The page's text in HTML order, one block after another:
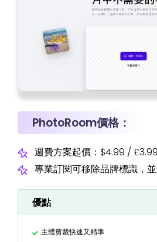
PhotoRoom價格：
週費方案起價：$4.99 /
專業訂閱可移除品牌標識，
優點
主體剪裁快速又精準